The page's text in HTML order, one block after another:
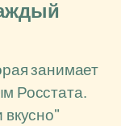
занимает
Росстата.
вкусно"